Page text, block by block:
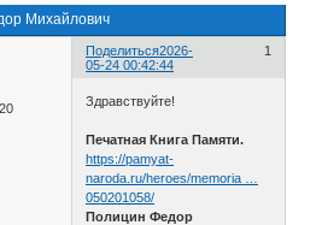
Михайлович
Поделиться 1
2026-
05-24 00:42:44
Здравствуйте!
Печатная Книга Памяти.
https://pamyat-
naroda.ru/heroes/memoria …
050201058/
Полицин Федор